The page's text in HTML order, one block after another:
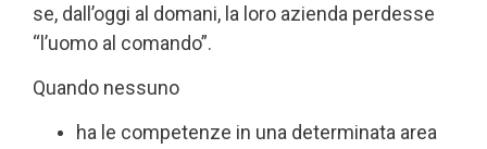
se, dall’oggi al domani, la loro azienda perdesse
“l’uomo al comando”.
Quando nessuno
ha le competenze in una determinata area